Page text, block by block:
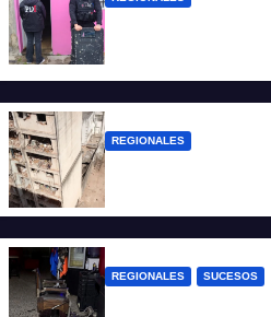
violencia armada
REGIONALES
REGIONALES SUCESOS